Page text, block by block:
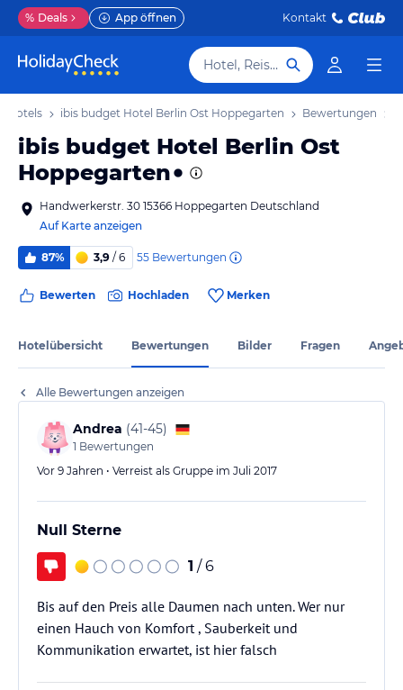
% Deals App öffnen Kontakt
Hotel, Reiseziel
Hotels ibis budget Hotel Berlin Ost Hoppegarten Bewertungen
ibis budget Hotel Berlin Ost
Hoppegarten
Handwerkerstr. 30 15366 Hoppegarten Deutschland
Auf Karte anzeigen
87% 3,9 / 6 55 Bewertungen
Bewerten Hochladen Merken
Hotelübersicht Bewertungen Bilder Fragen
Alle Bewertungen anzeigen
Andrea (41-45)
1 Bewertungen
Vor 9 Jahren • Verreist als Gruppe im Juli 2017
Null Sterne
1 / 6
Bis auf den Preis alle Daumen nach unten. Wer nur
einen Hauch von Komfort , Sauberkeit und
Kommunikation erwartet, ist hier falsch